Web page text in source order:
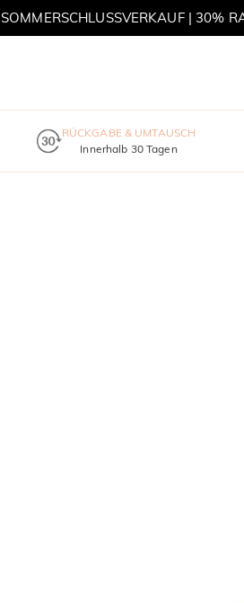
SOMMERSCHLUSSVERKAUF | 30%
RÜCKGABE & UMTAUSCH
Innerhalb 30 Tagen